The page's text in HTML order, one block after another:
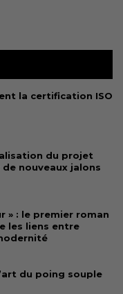
la certification ISO
du projet
nouveaux jalons
» : le premier roman
les liens entre
du poing souple